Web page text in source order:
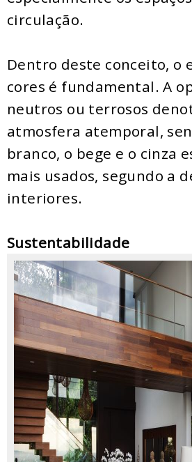
circulação.
Dentro deste conceito, o
cores é fundamental. A
neutros ou terrosos
atmosfera atemporal,
branco, o bege e o cinza
mais usados, segundo a
interiores.
Sustentabilidade